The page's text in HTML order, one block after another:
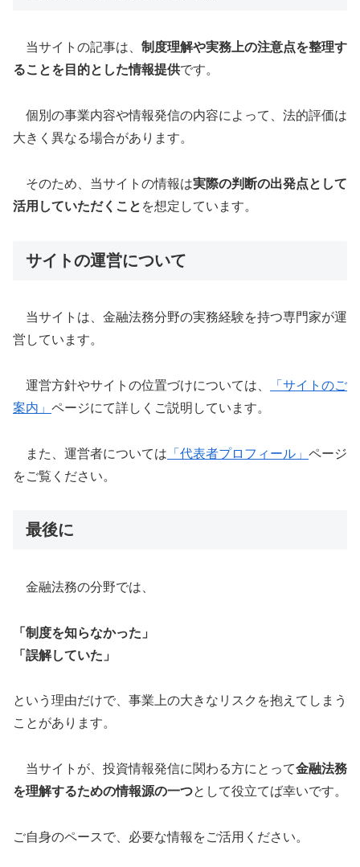
当サイトの記事は、 制度理解や実務上の注意点を整理す
ることを目的とした情報提供です。
個別の事業内容や情報発信の内容によって、法的評価は
大きく異なる場合があります。
そのため、当サイトの情報は実際の判断の出発点として
活用していただくこと を想定しています。
サイトの運営について
当サイトは、金融法務分野の実務経験を持つ専門家が運
営しています。
運営方針やサイトの位置づけについては、
「サイトのご
案内」 ページにて詳しくご説明しています。
また、運営者については 「代表者プロフィール」 ページ
をご覧ください。
最後に
金融法務の分野では、
「制度を知らなかった」
「誤解していた」
という理由だけで、事業上の大きなリスクを抱えてしまう
ことがあります。
当サイトが、投資情報発信に関わる方にとって金融法務
を理解するための情報源の一つとして役立てば幸いです。
ご自身のペースで、必要な情報をご活用ください。